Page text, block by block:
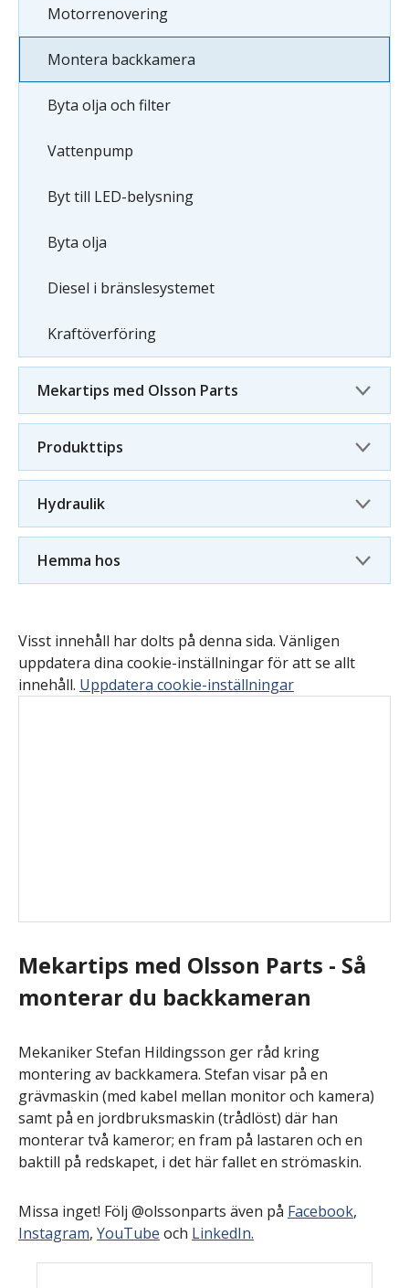
Motorrenovering
Montera backkamera
Byta olja och filter
Vattenpump
Byt till LED-belysning
Byta olja
Diesel i bränslesystemet
Kraftöverföring
Mekartips med Olsson Parts
Produkttips
Hydraulik
Hemma hos
Visst innehåll har dolts på denna sida. Vänligen
uppdatera dina cookie-inställningar för att se allt
innehåll. Uppdatera cookie-inställningar
Mekartips med Olsson Parts - Så
monterar du backkameran
Mekaniker Stefan Hildingsson ger råd kring
montering av backkamera. Stefan visar på en
grävmaskin (med kabel mellan monitor och kamera)
samt på en jordbruksmaskin (trådlöst) där han
monterar två kameror; en fram på lastaren och en
baktill på redskapet, i det här fallet en strömaskin.
Missa inget! Följ @olssonparts även på Facebook,
Instagram, YouTube och LinkedIn.